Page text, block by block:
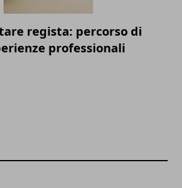
regista: percorso di
professionali